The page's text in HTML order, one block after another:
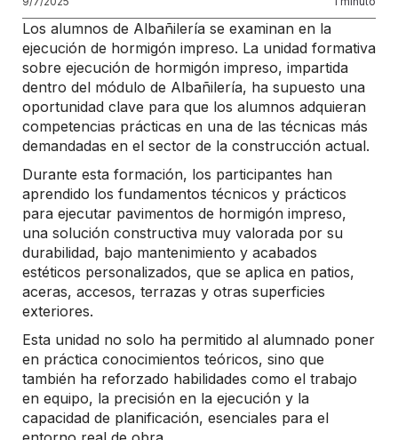
Los alumnos de Albañilería se examinan en la
ejecución de hormigón impreso. La unidad formativa
sobre ejecución de hormigón impreso, impartida
dentro del módulo de Albañilería, ha supuesto una
oportunidad clave para que los alumnos adquieran
competencias prácticas en una de las técnicas más
demandadas en el sector de la construcción actual.
Durante esta formación, los participantes han
aprendido los fundamentos técnicos y prácticos
para ejecutar pavimentos de hormigón impreso,
una solución constructiva muy valorada por su
durabilidad, bajo mantenimiento y acabados
estéticos personalizados, que se aplica en patios,
aceras, accesos, terrazas y otras superficies
exteriores.
Esta unidad no solo ha permitido al alumnado poner
en práctica conocimientos teóricos, sino que
también ha reforzado habilidades como el trabajo
en equipo, la precisión en la ejecución y la
capacidad de planificación, esenciales para el